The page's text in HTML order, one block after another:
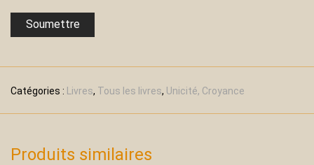
Catégories : Livres, Tous les livres, Unicité, Croyance
Produits similaires